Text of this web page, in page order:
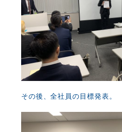
その後、全社員の目標発表。